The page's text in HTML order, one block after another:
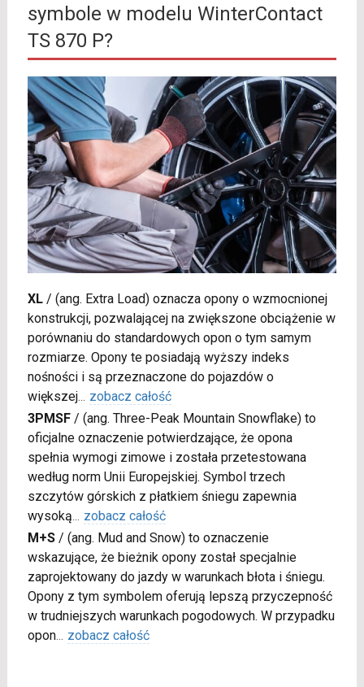
symbole w modelu WinterContact
TS 870 P?
XL/ (ang. Extra Load) oznacza opony o wzmocnionej
konstrukcji, pozwalającej na zwiększone obciążenie w
porównaniu do standardowych opon o tym samym
rozmiarze. Opony te posiadają wyższy indeks
nośności i są przeznaczone do pojazdów o
większej... zobacz całość
3PMSF/ (ang. Three-Peak Mountain Snowflake) to
oficjalne oznaczenie potwierdzające, że opona
spełnia wymogi zimowe i została przetestowana
według norm Unii Europejskiej. Symbol trzech
szczytów górskich z płatkiem śniegu zapewnia
wysoką... zobacz całość
M+S/ (ang. Mud and Snow) to oznaczenie
wskazujące, że bieżnik opony został specjalnie
zaprojektowany do jazdy w warunkach błota i śniegu.
Opony z tym symbolem oferują lepszą przyczepność
w trudniejszych warunkach pogodowych. W przypadku
opon... zobacz całość